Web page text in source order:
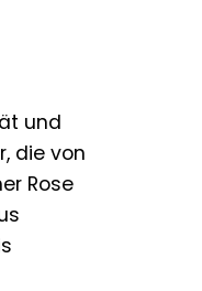
und
die von
Rose